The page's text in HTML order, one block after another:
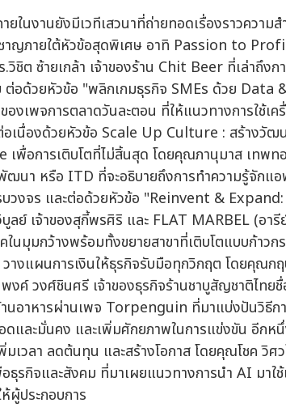
ยในงานยังมีเวทีเสวนาที่ถ่ายทอดเรื่องราวความ
าญภายใต้หัวข้อสุดพิเศษ อาทิ Passion to
วิชิต ซ้ายเกล้า เจ้าของร้าน Chit Beer ที่เล่าถึง
ต่อด้วยหัวข้อ "พลิกเกมธุรกิจ SMEs ด้วย
ของเพจการตลาดวันละตอน ที่ให้แนวทางการใช้
อเนื่องด้วยหัวข้อ Scale Up Culture : สร้างวั
พื่อการเติบโตที่ไม่สิ้นสุด โดยคุณภานุมาส เทพท
ฒนา หรือ ITD ที่จะอธิบายถึงการทำความรู้จักแ
วงจร และต่อด้วยหัวข้อ "Reinvent &
ลย์ เจ้าของสุกี้พรศิริ และ FLAT MARBEL (อา
ในมุมกว้างพร้อมทั้งขยายสาขาที่เติบโตแบบก้า
างแผนการเงินให้ธุรกิจรับมือทุกวิกฤต โดยคุณ
งค์ วงศ์ชินศรี เจ้าของธุรกิจร้านชาบูสัญชาติไท
นอาหารผ่านเพจ Torpenguin ที่มาแบ่งปันวิธีก
ดและมั่นคง และเพิ่มศักยภาพในการแข่งขัน อี
มเวลา ลดต้นทุน และสร้างโอกาส โดยคุณโชค
ธุรกิจและสังคม ที่มาเผยแนวทางการนำ AI มาใ
ผู้ประกอบการ